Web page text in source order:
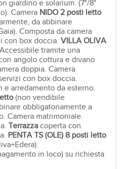
giardino e solarium. (7°/8°
Camera NIDO 2 posti letto
da abbinare
Composta da camera
con box doccia.VILLA OLIVA
Accessibile tramite una
angolo cottura e divano
doppia. Camera
con box doccia.
e arredamento da esterno.
(non vendibile
obbligatoriamente a
Camera matrimoniale.
Terrazza coperta con
PENTA TS (OLE) 8 posti letto
in loco) su richiesta